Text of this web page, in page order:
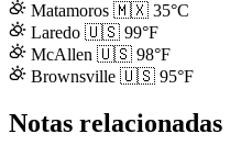
Matamoros 🇲🇽 35°C
Laredo 🇺🇸 99°F
McAllen 🇺🇸 98°F
Brownsville 🇺🇸 95°F
Notas relacionadas